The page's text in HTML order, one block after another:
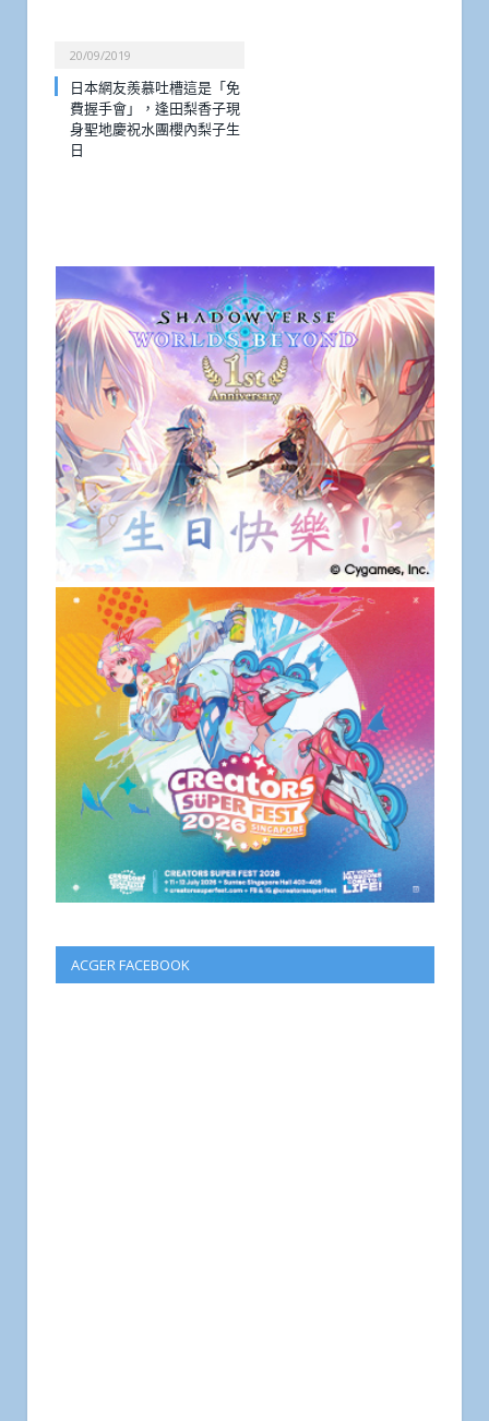
20/09/2019
日本網友羨慕吐槽這是「免
費握手會」，逢田梨香子現
身聖地慶祝水團櫻內梨子生
日
ACGER FACEBOOK